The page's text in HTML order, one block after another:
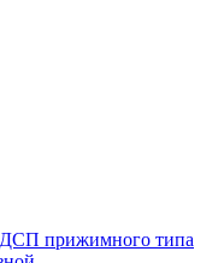
прижимного типа